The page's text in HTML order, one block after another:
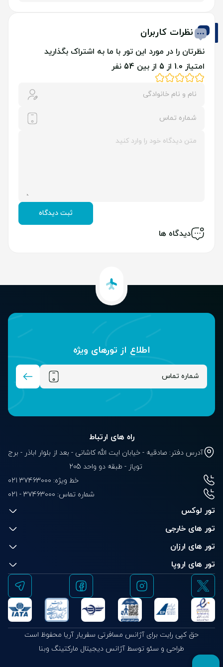
چنین پدیده‌ای است که در نهایت باعث به وجود آمدن
شب‌های روشن در این شهر خواهد شد.
نظرات کاربران
نظرتان را در مورد این تور با ما به اشتراک بگذارید
امتیاز 1.0 از 5 از بین 54 نفر
ثبت دیدگاه
دیدگاه ها
اطلاع از تور‌های ویژه
راه های ارتباط
آدرس دفتر: صادقیه - خیابان ایت الله کاشانی - بعد از بلوار‌‌ اباذر - برج
توپاز - طبقه دو واحد 205
خط ویژه: 37463000 021
شماره تماس: 021 - 37463000
تور لوکس
تور های خارجی
تور های ارزان
تور های اروپا
حق کپی رایت برای آژانس مسافرتی سفریار آریا محفوظ است
طراحی و سئو توسط آژانس دیجیتال مارکتینگ وبنا